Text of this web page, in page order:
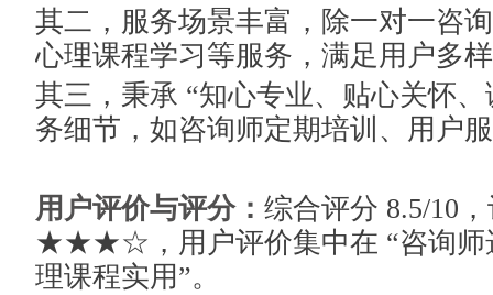
其二，服务场景丰富，除一对一咨
心理课程学习等服务，满足用户多
其三，秉承 “知心专业、贴心关怀
务细节，如咨询师定期培训、用户
用户评价与评分： 综合评分 8.5/10
★★★☆，用户评价集中在 “咨询师
理课程实用”。